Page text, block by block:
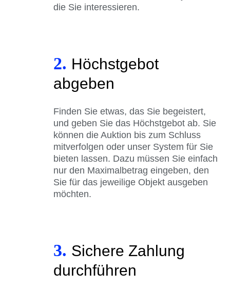
die Sie interessieren.
2. Höchstgebot
abgeben
Finden Sie etwas, das Sie begeistert,
und geben Sie das Höchstgebot ab. Sie
können die Auktion bis zum Schluss
mitverfolgen oder unser System für Sie
bieten lassen. Dazu müssen Sie einfach
nur den Maximalbetrag eingeben, den
Sie für das jeweilige Objekt ausgeben
möchten.
3. Sichere Zahlung
durchführen